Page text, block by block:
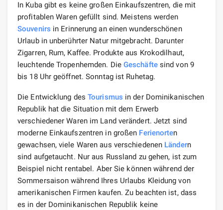
In Kuba gibt es keine großen Einkaufszentren, die mit
profitablen Waren gefüllt sind. Meistens werden
Souvenirs in Erinnerung an einen wunderschönen
Urlaub in unberührter Natur mitgebracht. Darunter
Zigarren, Rum, Kaffee. Produkte aus Krokodilhaut,
leuchtende Tropenhemden. Die Geschäftesind von 9
bis 18 Uhr geöffnet. Sonntag ist Ruhetag.
Die Entwicklung des Tourismus in der Dominikanischen
Republik hat die Situation mit dem Erwerb
verschiedener Waren im Land verändert. Jetzt sind
moderne Einkaufszentren in großen Ferienorten
gewachsen, viele Waren aus verschiedenen Ländern
sind aufgetaucht. Nur aus Russland zu gehen, ist zum
Beispiel nicht rentabel. Aber Sie können während der
Sommersaison während Ihres Urlaubs Kleidung von
amerikanischen Firmen kaufen. Zu beachten ist, dass
es in der Dominikanischen Republik keine